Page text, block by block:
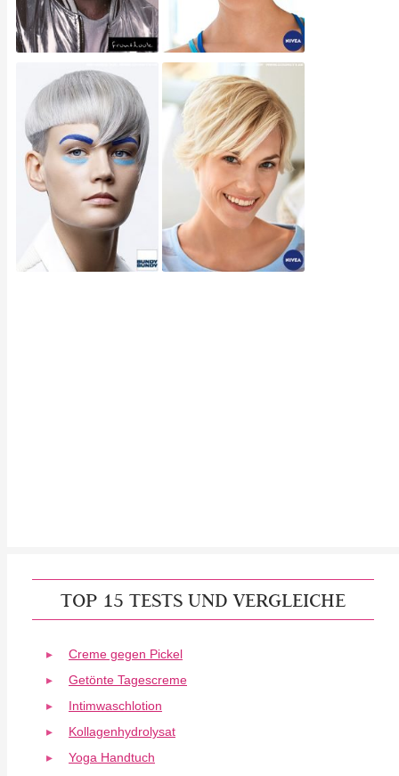
TOP 15 TESTS UND VERGLEICHE
Creme gegen Pickel
Getönte Tagescreme
Intimwaschlotion
Kollagenhydrolysat
Yoga Handtuch